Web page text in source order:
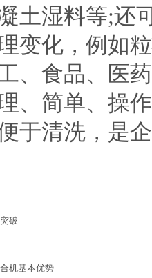
土湿料等;还
变化，例如
、食品、医
、简单、操
于清洗，是
破
机基本优势